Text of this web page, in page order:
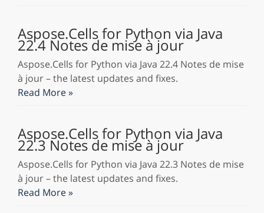
Aspose.Cells for Python via Java
22.4 Notes de mise à jour
Aspose.Cells for Python via Java 22.4 Notes de mise
à jour – the latest updates and fixes.
Read More »
Aspose.Cells for Python via Java
22.3 Notes de mise à jour
Aspose.Cells for Python via Java 22.3 Notes de mise
à jour – the latest updates and fixes.
Read More »